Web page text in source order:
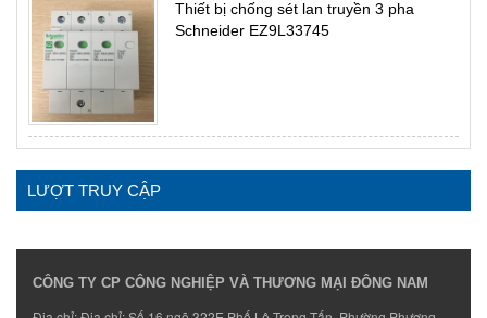
Thiết bị chống sét lan truyền 3 pha
Schneider EZ9L33745
LƯỢT TRUY CẬP
CÔNG TY CP CÔNG NGHIỆP VÀ THƯƠNG MẠI ĐÔNG NAM